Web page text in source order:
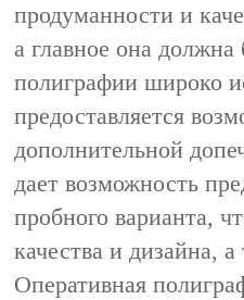
продуманности и
а главное она
полиграфии широко
предоставляется
дополнительной
дает возможность
пробного варианта,
качества и дизайна,
Оперативная